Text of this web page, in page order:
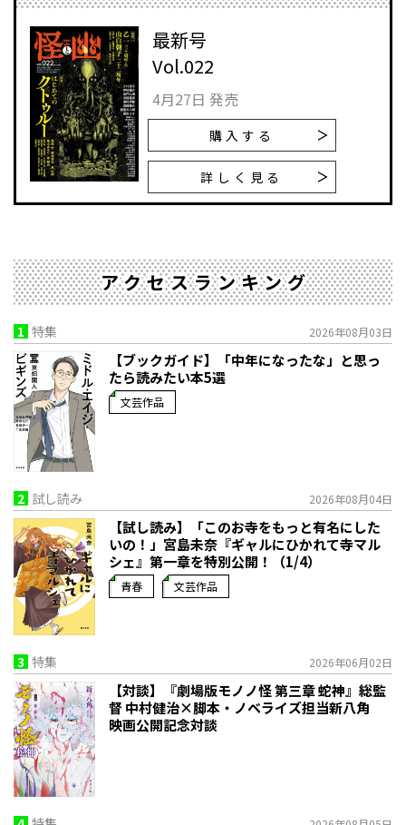
最新号
Vol.022
4月27日 発売
購入する
詳しく見る
アクセスランキング
1 特集 2026年08月03日
【ブックガイド】「中年になったな」と思っ
たら読みたい本5選
文芸作品
2 試し読み 2026年08月04日
【試し読み】「このお寺をもっと有名にした
いの！」宮島未奈『ギャルにひかれて寺マル
シェ』第一章を特別公開！（1/4）
青春 文芸作品
3 特集 2026年06月02日
【対談】『劇場版モノノ怪 第三章 蛇神』総監
督 中村健治×脚本・ノベライズ担当新八角
映画公開記念対談